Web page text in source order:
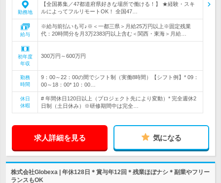
勤務地
【全国募集／47都道府県好きな場所で働ける！】 ★経験・スキ
ルによってフルリモートOK！ 全国47…
給与
※給与前払いも可♪※＜一都三県＞月給25万円以上※固定残業
代：20時間分を月3万2383円以上含む＜関西・東海＞月給…
初年度
年収
300万円～600万円
勤務
時間
9：00～22：00の間でシフト制（実働8時間）【シフト例】* 09：
00～18：00* 10：00…
休日
休暇
# 年間休日120日以上（プロジェクト先により変動）* 完全週休2
日制（土日休み）※研修期間中は完全…
求人詳細を見る 気になる
株式会社Globexa | 年休128日＊賞与年12回＊残業ほぼナシ＊副業やフリー
ランスもOK